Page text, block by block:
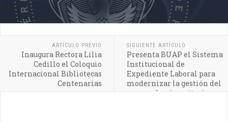
ARTÍCULO PREVIO
Inaugura Rectora Lilia
Cedillo el Coloquio
Internacional Bibliotecas
Centenarias
SIGUIENTE ARTÍCULO
Presenta BUAP el Sistema
Institucional de
Expediente Laboral para
modernizar la gestión del
personal universitario